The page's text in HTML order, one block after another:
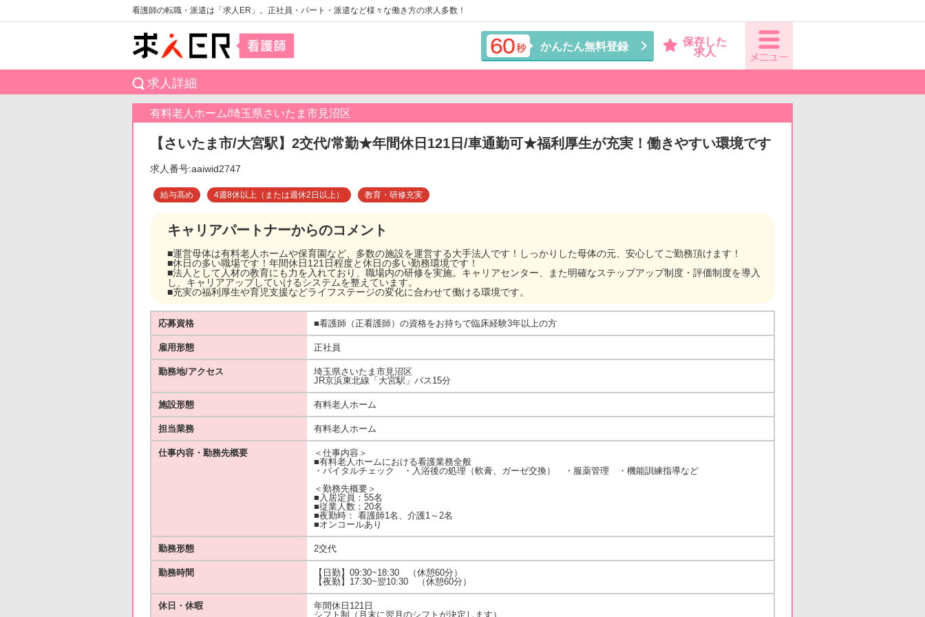
看護師の転職・派遣は「求人ER」。正社員・パート・派遣など様々な働き方の求人多数！
かんたん無料登録
保存した
求人
求人詳細
有料老人ホーム/埼玉県さいたま市見沼区
【さいたま市/大宮駅】2交代/常勤★年間休日121日/車通勤可★福利厚生が充実！働きやすい環境です
求人番号:aaiwid2747
給与高め 4週8休以上（または週休2日以上） 教育・研修充実
キャリアパートナーからのコメント
■運営母体は有料老人ホームや保育園など、多数の施設を運営する大手法人です！しっかりした母体の元、安心してご勤務頂けます！
■休日の多い職場です！年間休日121日程度と休日の多い勤務環境です！
■法人として人材の教育にも力を入れており、職場内の研修を実施。キャリアセンター、また明確なステップアップ制度・評価制度を導入
し、キャリアアップしていけるシステムを整えています。
■充実の福利厚生や育児支援などライフステージの変化に合わせて働ける環境です。
応募資格 ■看護師（正看護師）の資格をお持ちで臨床経験3年以上の方
雇用形態 正社員
勤務地/アクセス
埼玉県さいたま市見沼区
JR京浜東北線「大宮駅」バス15分
施設形態 有料老人ホーム
担当業務 有料老人ホーム
仕事内容・勤務先概要
＜仕事内容＞
■有料老人ホームにおける看護業務全般
・バイタルチェック ・入浴後の処理（軟膏、ガーゼ交換） ・服薬管理 ・機能訓練指導など
＜勤務先概要＞
■入居定員：55名
■従業人数：20名
■夜勤時： 看護師1名、介護1～2名
■オンコールあり
勤務形態 2交代
勤務時間
【日勤】09:30~18:30 （休憩60分）
【夜勤】17:30~翌10:30 （休憩60分）
休日・休暇
年間休日121日
シフト制（月末に翌月のシフトが決定します）